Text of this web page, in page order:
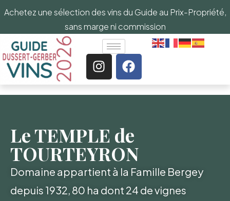
Achetez une sélection des vins du Guide au Prix-Propriété,
sans marge ni commission
Le TEMPLE de
TOURTEYRON
Domaine appartient à la Famille Bergey
depuis 1932, 80 ha dont 24 de vignes